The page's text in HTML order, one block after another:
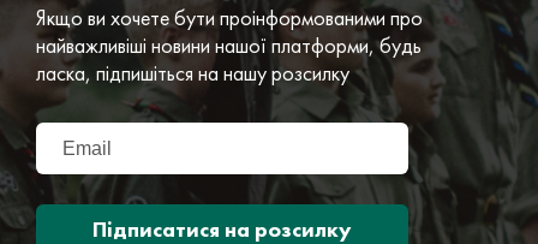
Якщо ви хочете бути проінформованими про
найважливіші новини нашої платформи, будь
ласка, підпишіться на нашу розсилку
Підписатися на розсилку